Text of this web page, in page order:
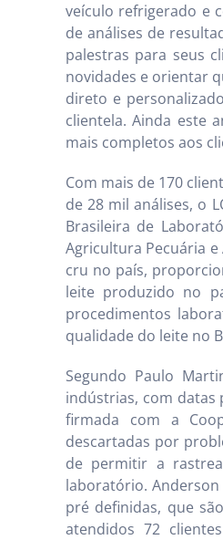
veículo refrigerado e
de análises de
palestras para seus
novidades e orientar
direto e
clientela. Ainda este
mais completos aos
Com mais de 170
de 28 mil análises, o
Brasileira de
Agricultura Pecuária
cru no país,
leite produzido no
procedimentos
qualidade do leite no
Segundo Paulo
indústrias, com datas
firmada com a
descartadas por
de permitir a
laboratório. Anderson
pré definidas, que
atendidos 72